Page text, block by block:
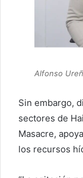
Alfonso
Sin embargo,
sectores de
Masacre,
los recursos